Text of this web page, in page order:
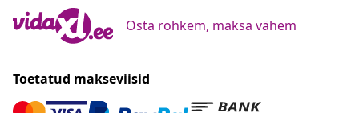
Osta rohkem, maksa vähem
Toetatud makseviisid